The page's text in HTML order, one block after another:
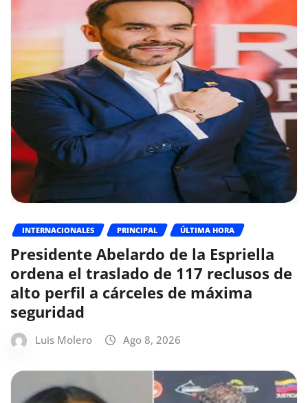
INTERNACIONALES PRINCIPAL ÚLTIMA HORA
Presidente Abelardo de la Espriella
ordena el traslado de 117 reclusos de
alto perfil a cárceles de máxima
seguridad
Luis Molero Ago 8, 2026